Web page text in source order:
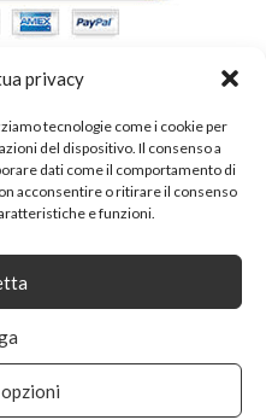
privacy
tecnologie come i cookie per
del dispositivo. Il consenso a
dati come il comportamento di
acconsentire o ritirare il consenso
e funzioni.
ON